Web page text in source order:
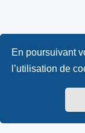
En poursuivant
l’utilisation de